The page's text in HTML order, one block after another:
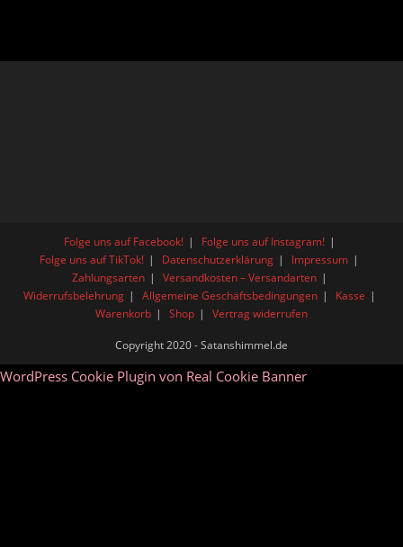
Folge uns auf Facebook!
Folge uns auf Instagram!
Folge uns auf TikTok!
Datenschutzerklärung
Impressum
Zahlungsarten
Versandkosten – Versandarten
Widerrufsbelehrung
Allgemeine Geschäftsbedingungen
Kasse
Warenkorb
Shop Vertrag widerrufen
Copyright 2020 - Satanshimmel.de
WordPress Cookie Plugin von Real Cookie Banner